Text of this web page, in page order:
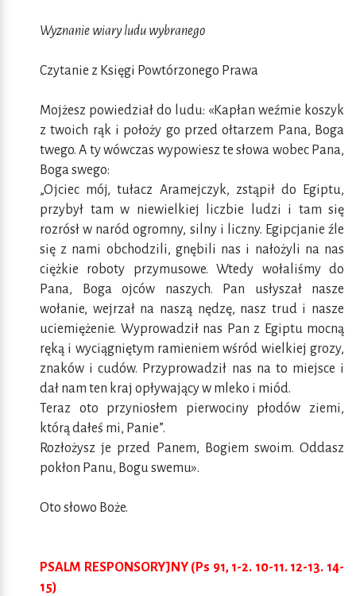
Wyznanie wiary ludu wybranego
Czytanie z Księgi Powtórzonego Prawa
Mojżesz powiedział do ludu: «Kapłan weźmie koszyk
z twoich rąk i położy go przed ołtarzem Pana, Boga
twego. A ty wówczas wypowiesz te słowa wobec Pana,
Boga swego:
„Ojciec mój, tułacz Aramejczyk, zstąpił do Egiptu,
przybył tam w niewielkiej liczbie ludzi i tam się
rozrósł w naród ogromny, silny i liczny. Egipcjanie źle
się z nami obchodzili, gnębili nas i nałożyli na nas
ciężkie roboty przymusowe. Wtedy wołaliśmy do
Pana, Boga ojców naszych. Pan usłyszał nasze
wołanie, wejrzał na naszą nędzę, nasz trud i nasze
uciemiężenie. Wyprowadził nas Pan z Egiptu mocną
ręką i wyciągniętym ramieniem wśród wielkiej grozy,
znaków i cudów. Przyprowadził nas na to miejsce i
dał nam ten kraj opływający w mleko i miód.
Teraz oto przyniosłem pierwociny płodów ziemi,
którą dałeś mi, Panie”.
Rozłożysz je przed Panem, Bogiem swoim. Oddasz
pokłon Panu, Bogu swemu».
Oto słowo Boże.
PSALM RESPONSORYJNY (Ps 91, 1-2. 10-11. 12-13. 14-
15)